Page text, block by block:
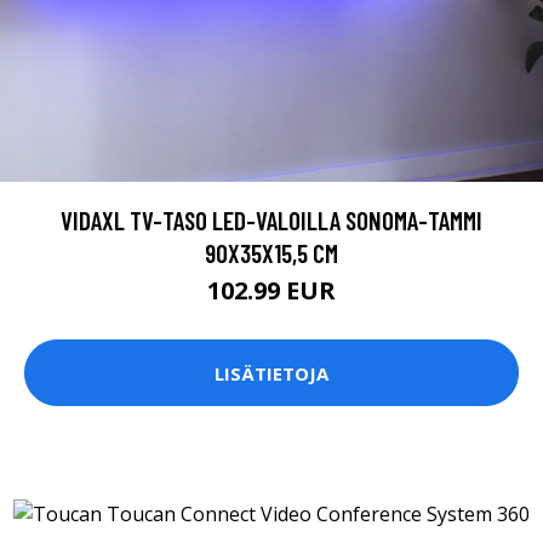
VIDAXL TV-TASO LED-VALOILLA SONOMA-TAMMI
90X35X15,5 CM
102.99 EUR
LISÄTIETOJA